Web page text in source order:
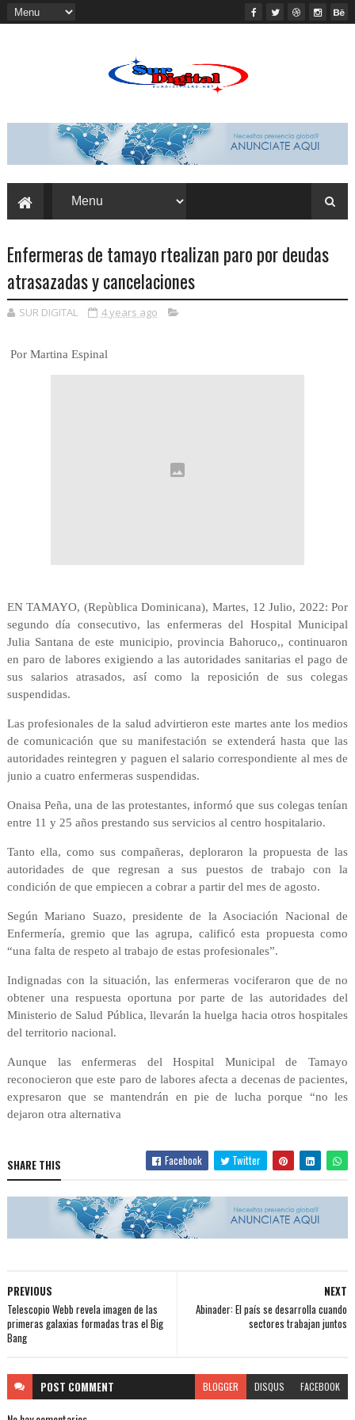
Enfermeras de tamayo rtealizan paro por deudas
atrasazadas y cancelaciones
SUR DIGITAL 4 years ago
Por Martina Espinal
EN TAMAYO, (Repùblica Dominicana), Martes, 12 Julio, 2022: Por
segundo día consecutivo, las enfermeras del Hospital Municipal
Julia Santana de este municipio, provincia Bahoruco,, continuaron
en paro de labores exigiendo a las autoridades sanitarias el pago de
sus salarios atrasados, así como la reposición de sus colegas
suspendidas.
Las profesionales de la salud advirtieron este martes ante los medios
de comunicación que su manifestación se extenderá hasta que las
autoridades reintegren y paguen el salario correspondiente al mes de
junio a cuatro enfermeras suspendidas.
Onaisa Peña, una de las protestantes, informó que sus colegas tenían
entre 11 y 25 años prestando sus servicios al centro hospitalario.
Tanto ella, como sus compañeras, deploraron la propuesta de las
autoridades de que regresan a sus puestos de trabajo con la
condición de que empiecen a cobrar a partir del mes de agosto.
Según Mariano Suazo, presidente de la Asociación Nacional de
Enfermería, gremio que las agrupa, calificó esta propuesta como
“una falta de respeto al trabajo de estas profesionales”.
Indignadas con la situación, las enfermeras vociferaron que de no
obtener una respuesta oportuna por parte de las autoridades del
Ministerio de Salud Pública, llevarán la huelga hacia otros hospitales
del territorio nacional.
Aunque las enfermeras del Hospital Municipal de Tamayo
reconocieron que este paro de labores afecta a decenas de pacientes,
expresaron que se mantendrán en pie de lucha porque “no les
dejaron otra alternativa
SHARE THIS Facebook Twitter
NEXT
Abinader: El país se desarrolla cuando
sectores trabajan juntos
PREVIOUS
Telescopio Webb revela imagen de las
primeras galaxias formadas tras el Big
Bang
POST COMMENT BLOGGER DISQUS FACEBOOK